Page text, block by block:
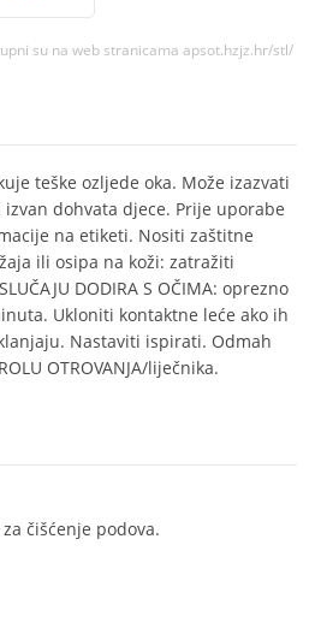
su na web stranicama apsot.hzjz.hr/stl/
teške ozljede oka. Može izazvati
dohvata djece. Prije uporabe
na etiketi. Nositi zaštitne
ili osipa na koži: zatražiti
DODIRA S OČIMA: oprezno
Ukloniti kontaktne leće ako ih
Nastaviti ispirati. Odmah
OTROVANJA/liječnika.
čišćenje podova.